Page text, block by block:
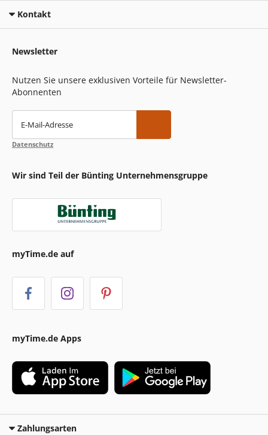
Kontakt
Newsletter
Nutzen Sie unsere exklusiven Vorteile für Newsletter-
Abonnenten
E-Mail-Adresse
Datenschutz
Wir sind Teil der Bünting Unternehmensgruppe
myTime.de auf
myTime.de Apps
Zahlungsarten